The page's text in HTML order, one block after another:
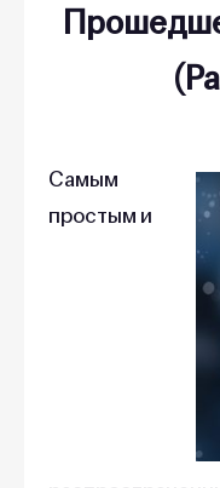
Самым
простым и